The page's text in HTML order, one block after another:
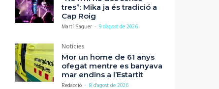
tres”: Mika ja és tradició a
Cap Roig
Martí Saguer - 9 d'agost de 2026
Notícies
Mor un home de 61 anys
ofegat mentre es banyava
mar endins a l’Estartit
Redacció - 8 d'agost de 2026